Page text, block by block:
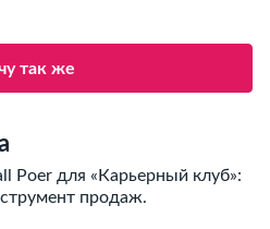
так же
Poer для «Карьерный клуб»:
продаж.